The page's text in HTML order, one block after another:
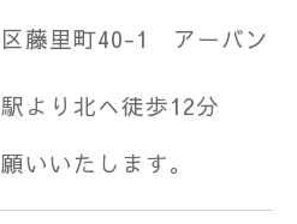
藤里町40-1 アーバン
より北へ徒歩12分
いいたします。